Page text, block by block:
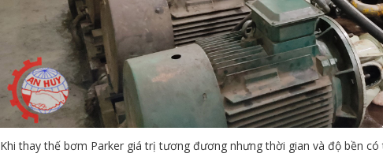
Khi thay thế bơm Parker giá trị tương đương nhưng thời gian và độ bền